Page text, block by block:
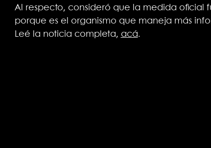
Al respecto, consideró que la medida oficial
porque es el organismo que maneja más
Leé la noticia completa, acá.